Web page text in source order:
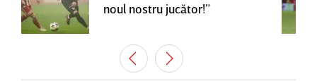
noul nostru jucător!”